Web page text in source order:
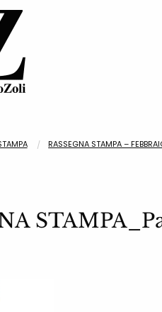
RASSEGNA STAMPA –